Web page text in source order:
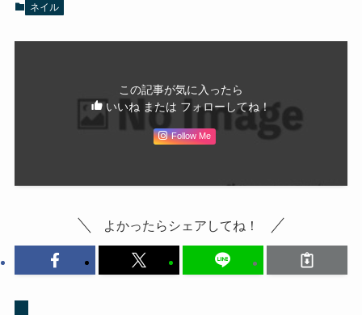
ネイル
この記事が気に入ったら
いいね または フォローしてね！
Follow Me
よかったらシェアしてね！